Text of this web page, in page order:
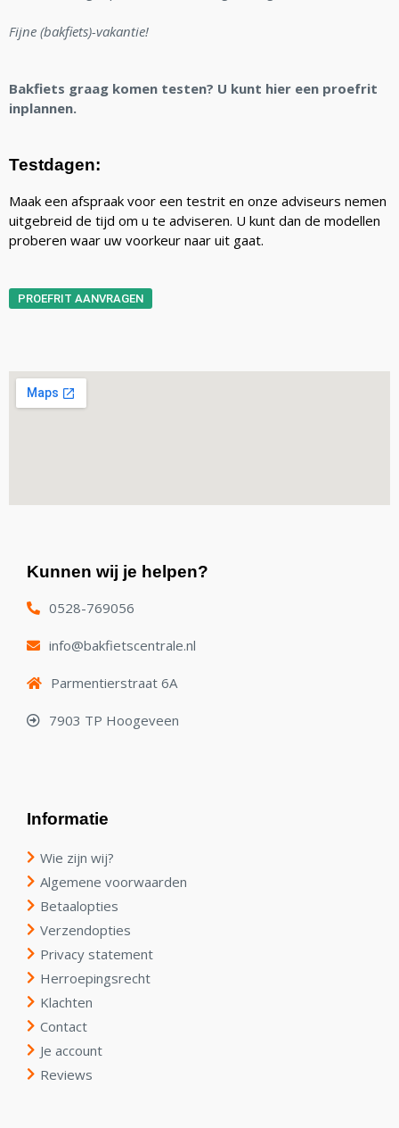
Fijne (bakfiets)-vakantie!
Bakfiets graag komen testen? U kunt hier een proefrit
inplannen.
Testdagen:
Maak een afspraak voor een testrit en onze adviseurs nemen
uitgebreid de tijd om u te adviseren. U kunt dan de modellen
proberen waar uw voorkeur naar uit gaat.
PROEFRIT AANVRAGEN
Kunnen wij je helpen?
0528-769056
info@bakfietscentrale.nl
Parmentierstraat 6A
7903 TP Hoogeveen
Informatie
Wie zijn wij?
Algemene voorwaarden
Betaalopties
Verzendopties
Privacy statement
Herroepingsrecht
Klachten
Contact
Je account
Reviews